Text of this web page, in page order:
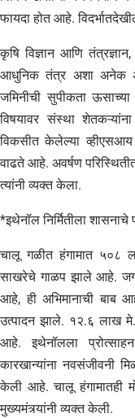
फायदा होत आहे.
कृषि विज्ञान आणि तंत्रज्ञान,
आधुनिक तंत्र अशा अनेक
जमिनीची सुपीकता
विषयावर संस्था
विकसीत केलेल्या
वाढते आहे. अवर्षण
त्यांनी व्यक्त केला.
*इथेनॉल निर्मितीला शासनाचे
चालू गळीत हंगामात
साखरेचे गाळप झाले आहे.
आहे, ही अभिमानाची बाब
उत्पादन झाले. १२.६ लाख
आहे. इथेनॉलला
कारखान्यांना नवसंजीवनी
केली आहे. चालू हंगामातही
मुख्यमंत्र्यांनी व्यक्त केली.